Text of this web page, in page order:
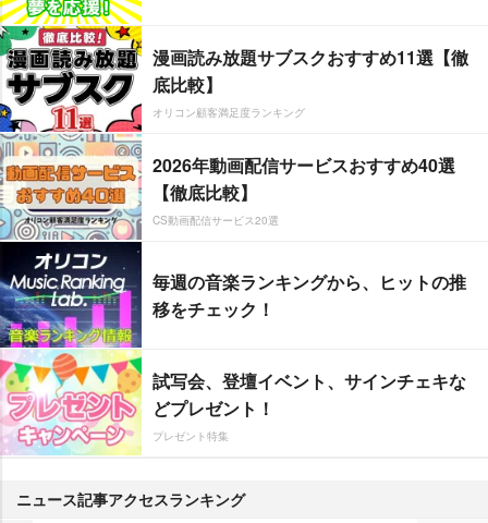
漫画読み放題サブスクおすすめ11選【徹
底比較】
オリコン顧客満足度ランキング
2026年動画配信サービスおすすめ40選
【徹底比較】
CS動画配信サービス20選
毎週の音楽ランキングから、ヒットの推
移をチェック！
試写会、登壇イベント、サインチェキな
どプレゼント！
プレゼント特集
ニュース記事アクセスランキング